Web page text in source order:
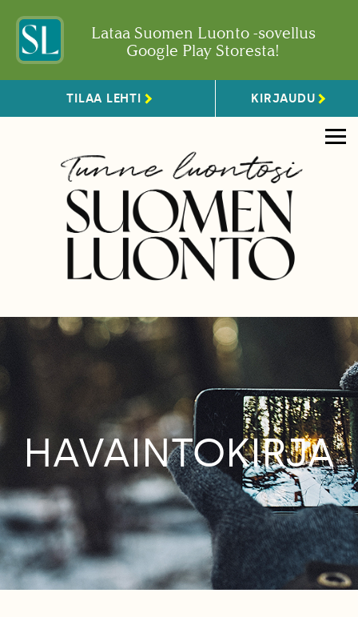
Lataa Suomen Luonto -sovellus
Google Play Storesta!
TILAA LEHTI KIRJAUDU
HAVAINTOKIRJA